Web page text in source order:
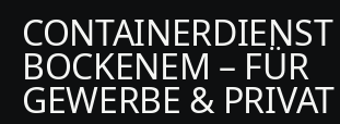
BOCKENEM – FÜR
GEWERBE & PRIVAT